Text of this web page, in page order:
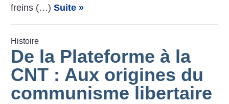
freins (…)Suite »
Histoire
De la Plateforme à la
CNT : Aux origines du
communisme libertaire